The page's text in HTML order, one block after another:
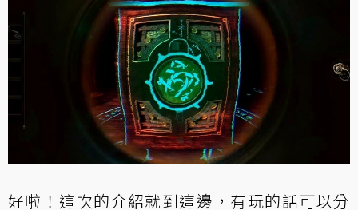
好啦！這次的介紹就到這邊，有玩的話可以分